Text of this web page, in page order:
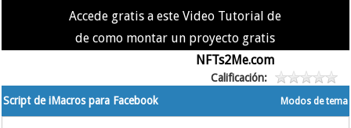
Accede gratis a este Video Tutorial de
de como montar un proyecto gratis
NFTs2Me.com
Calificación:
Modos de tema
Script de iMacros para Facebook